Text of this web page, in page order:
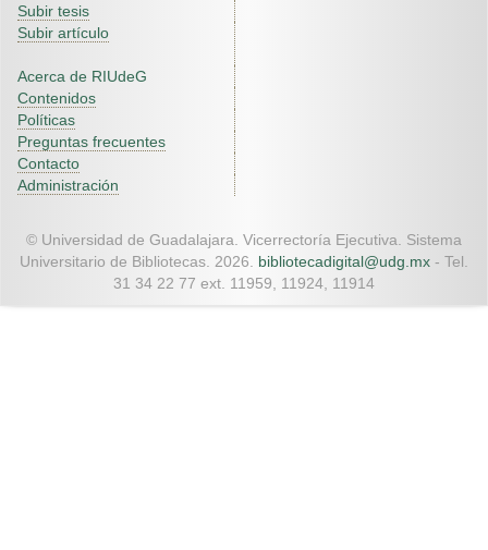
Subir tesis
Subir artículo
Acerca de RIUdeG
Contenidos
Políticas
Preguntas frecuentes
Contacto
Administración
© Universidad de Guadalajara. Vicerrectoría Ejecutiva. Sistema
Universitario de Bibliotecas. 2026. bibliotecadigital@udg.mx - Tel.
31 34 22 77 ext. 11959, 11924, 11914